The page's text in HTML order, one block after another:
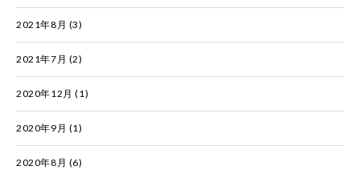
2021年8月 (3)
2021年7月 (2)
2020年12月 (1)
2020年9月 (1)
2020年8月 (6)